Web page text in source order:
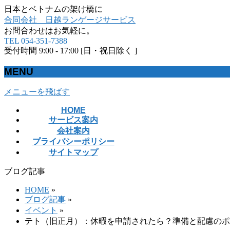
日本とベトナムの架け橋に
合同会社 日越ランゲージサービス
お問合わせはお気軽に。
TEL 054-351-7388
受付時間 9:00 - 17:00 [日・祝日除く ]
MENU
メニューを飛ばす
HOME
サービス案内
会社案内
プライバシーポリシー
サイトマップ
ブログ記事
HOME »
ブログ記事 »
イベント »
テト（旧正月）：休暇を申請されたら？準備と配慮の